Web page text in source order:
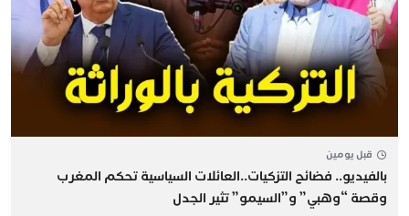
قبل يومين
بالفيديو.. فضائح التزكيات..العائلات السياسية تحكم المغرب
وقصة “وهبي” و”السيمو” تثير الجدل